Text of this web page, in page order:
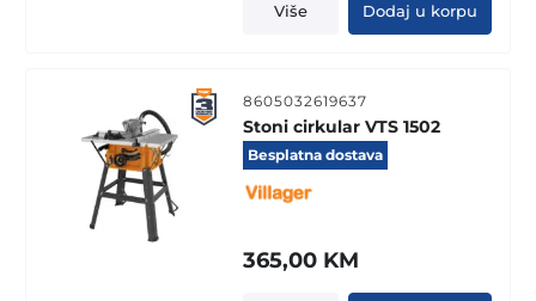
Više Dodaj u korpu
8605032619637
Stoni cirkular VTS 1502
Besplatna dostava
365,00 KM